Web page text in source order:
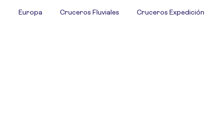
Europa Cruceros Fluviales Cruceros Expedición